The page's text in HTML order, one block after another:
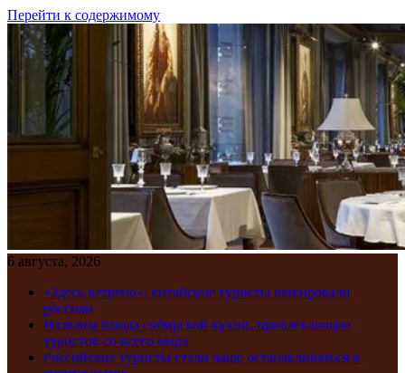
Перейти к содержимому
6 августа, 2026
«Здесь ветрено»: китайские туристы шокировали
россиян
Названы блюда сибирской кухни, привлекающие
туристов со всего мира
Российские туристы стали чаще останавливаться в